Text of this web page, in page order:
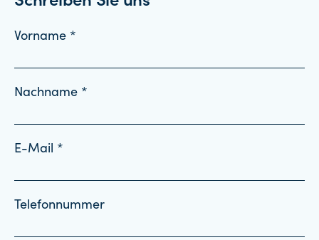
Vorname *
Nachname *
E-Mail *
Telefonnummer